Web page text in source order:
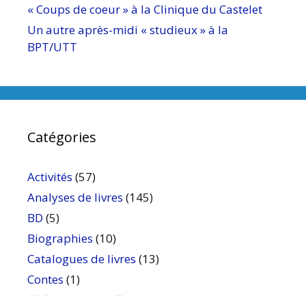
« Coups de coeur » à la Clinique du Castelet
Un autre après-midi « studieux » à la
BPT/UTT
Catégories
Activités (57)
Analyses de livres (145)
BD (5)
Biographies (10)
Catalogues de livres (13)
Contes (1)